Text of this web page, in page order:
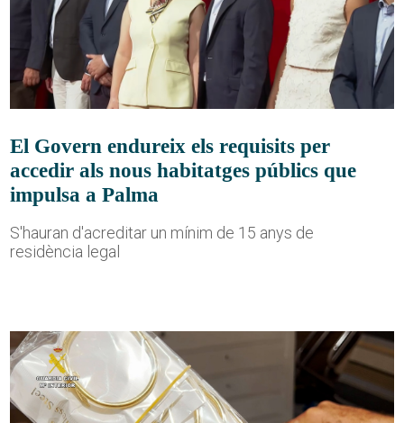
El Govern endureix els requisits per
accedir als nous habitatges públics que
impulsa a Palma
S'hauran d'acreditar un mínim de 15 anys de
residència legal